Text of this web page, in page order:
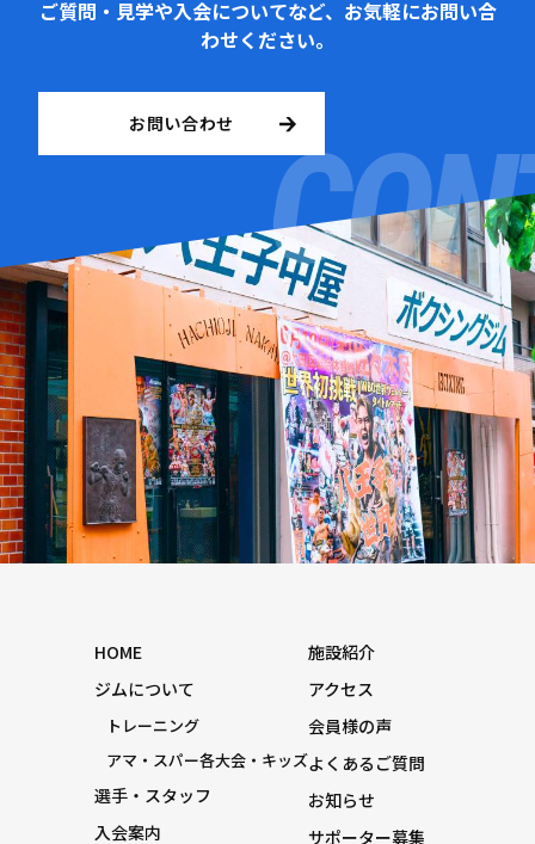
ご質問・見学や入会についてなど、お気軽にお問い合
わせください。
お問い合わせ
HOME
ジムについて
トレーニング
アマ・スパー各大会・キッズ
選手・スタッフ
入会案内
施設紹介
アクセス
会員様の声
よくあるご質問
お知らせ
サポーター募集